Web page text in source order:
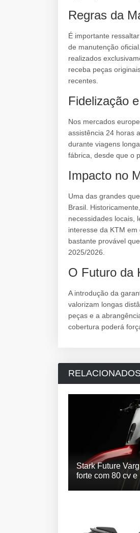
Regras da
É importante
de manutenção
realizados
receba peças
recentes.
Fidelização
Nos mercados
assistência 24 horas
durante viagens
fábrica, desde que o
Impacto no
Uma das grandes
Brasil.
necessidades locais,
interesse da KTM
bastante provável
2025/2026.
O Futuro da
A introdução da
valorizam longas
peças e a
cobertura poderá
Stark Future
forte com 80 cv e